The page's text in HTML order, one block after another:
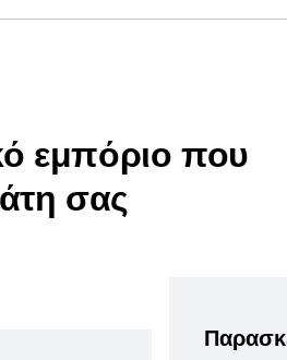
εμπόριο που
σας